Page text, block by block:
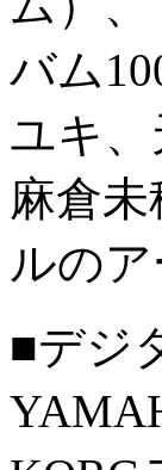
バム
ユキ
麻倉
ルの
■デジ